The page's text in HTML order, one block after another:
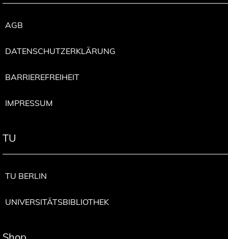
AGB
DATENSCHUTZERKLÄRUNG
BARRIEREFREIHEIT
IMPRESSUM
TU
TU BERLIN
UNIVERSITÄTSBIBLIOTHEK